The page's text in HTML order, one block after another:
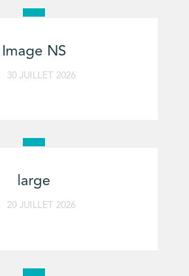
Image NS
30 JUILLET 2026
large
20 JUILLET 2026